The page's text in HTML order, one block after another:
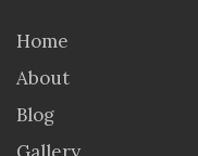
Home
About
Blog